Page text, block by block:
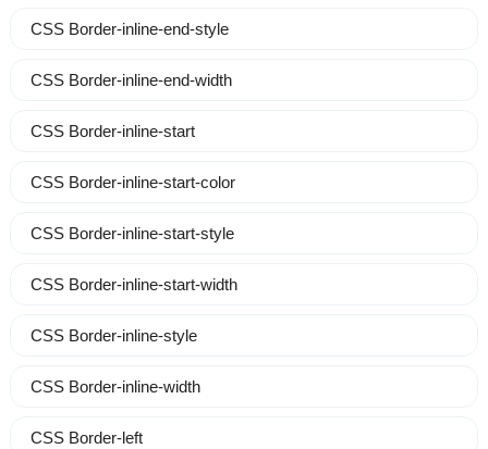
CSS Border-inline-end-style
CSS Border-inline-end-width
CSS Border-inline-start
CSS Border-inline-start-color
CSS Border-inline-start-style
CSS Border-inline-start-width
CSS Border-inline-style
CSS Border-inline-width
CSS Border-left